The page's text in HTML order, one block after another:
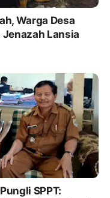
Warga Desa
Lansia
SPPT: